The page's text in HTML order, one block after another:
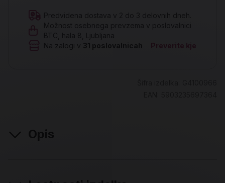
Predvidena dostava v 2 do 3 delovnih dneh.
Možnost osebnega prevzema v poslovalnici
BTC, hala 8, Ljubljana
Na zalogi v 31 poslovalnicah Preverite kje
Opis